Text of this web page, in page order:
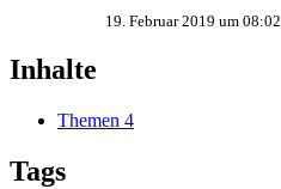
19. Februar 2019 um 08:02
Inhalte
Themen 4
Tags